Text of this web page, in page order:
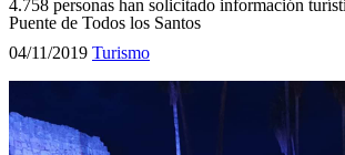
4.758 personas han solicitado información
Puente de Todos los Santos
04/11/2019 Turismo